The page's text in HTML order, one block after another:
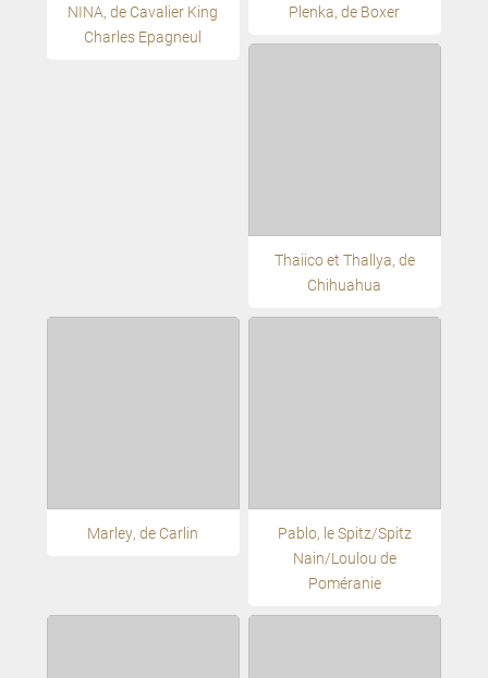
NINA, de Cavalier King
Charles Epagneul
Plenka, de Boxer
Thaiico et Thallya, de
Chihuahua
Marley, de Carlin
Pablo, le Spitz/Spitz
Nain/Loulou de
Poméranie